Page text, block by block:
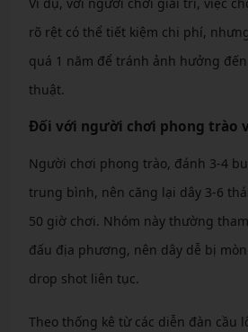
rõ rệt có thể tiết kiệm chi phí,
quá 1 năm để tránh ảnh hưởng
thuật.
Đối với người chơi phong trào
Người chơi phong trào, đánh 3-4
trung bình, nên căng lại dây 3-6
50 giờ chơi. Nhóm này thường
đấu địa phương, nên dây dễ bị
drop shot liên tục.
Theo thống kê từ các diễn đàn cầu